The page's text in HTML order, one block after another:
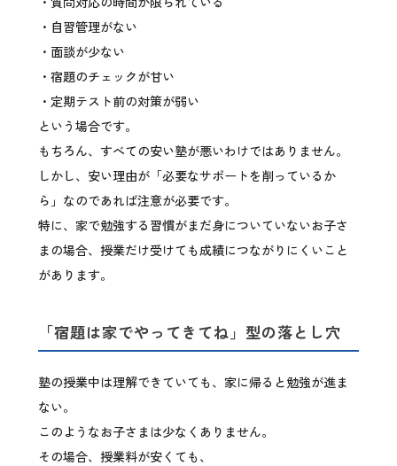
・自習管理がない
・面談が少ない
・宿題のチェックが甘い
・定期テスト前の対策が弱い
という場合です。
もちろん、すべての安い塾が悪いわけではありません。
しかし、安い理由が「必要なサポートを削っているか
ら」なのであれば注意が必要です。
特に、家で勉強する習慣がまだ身についていないお子さ
まの場合、授業だけ受けても成績につながりにくいこと
があります。
「宿題は家でやってきてね」型の落とし穴
塾の授業中は理解できていても、家に帰ると勉強が進ま
ない。
このようなお子さまは少なくありません。
その場合、授業料が安くても、